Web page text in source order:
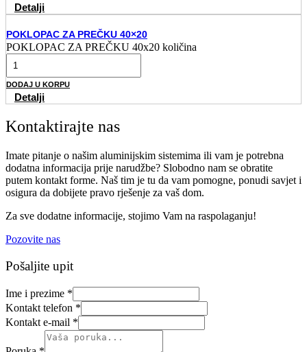
Detalji
POKLOPAC ZA PREČKU 40×20
POKLOPAC ZA PREČKU 40x20 količina
DODAJ U KORPU
Detalji
Kontaktirajte nas
Imate pitanje o našim aluminijskim sistemima ili vam je potrebna
dodatna informacija prije narudžbe? Slobodno nam se obratite
putem kontakt forme. Naš tim je tu da vam pomogne, ponudi savjet i
osigura da dobijete pravo rješenje za vaš dom.
Za sve dodatne informacije, stojimo Vam na raspolaganju!
Pozovite nas
Pošaljite upit
Ime i prezime *
Kontakt telefon *
Kontakt e-mail *